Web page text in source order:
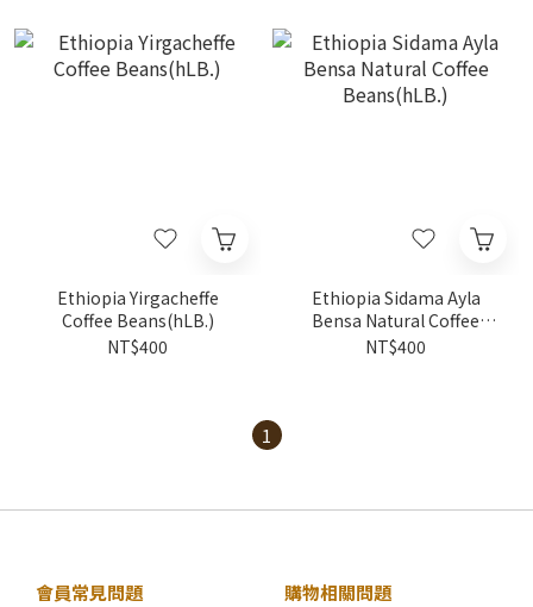
Ethiopia Yirgacheffe
Coffee Beans(hLB.)
NT$400
Ethiopia Sidama Ayla
Bensa Natural Coffee
Beans(hLB.)
NT$400
1
會員常見問題 購物相關問題